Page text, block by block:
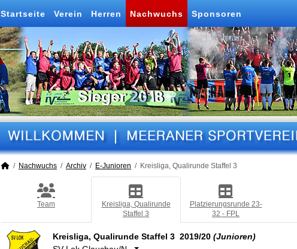
Startseite Verein Herren Nachwuchs Sponsoren
Nachwuchs Archiv E-Junioren Kreisliga, Qualirunde Staffel 3
Team
Kreisliga, Qualirunde
Staffel 3
Platzierungsrunde 23-
32 - FPL
Kreisliga, Qualirunde Staffel 3 2019/20 (Junioren)